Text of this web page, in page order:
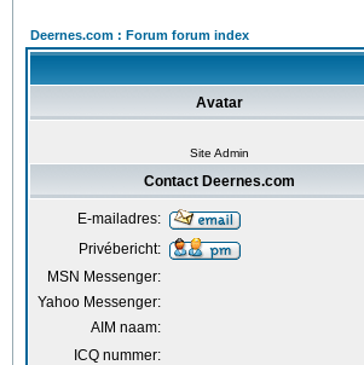
Deernes.com : Forum forum index
Avatar
Site Admin
Contact Deernes.com
E-mailadres:
Privébericht:
MSN Messenger:
Yahoo Messenger:
AIM naam:
ICQ nummer: